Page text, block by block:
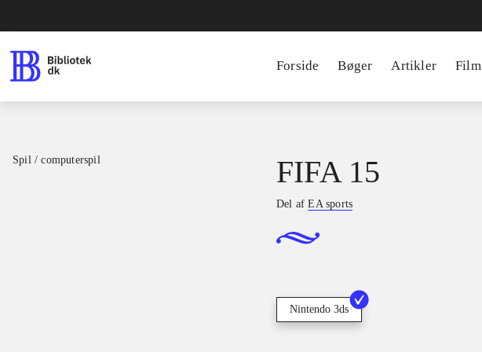
Forside Bøger Artikler Film
Spil / computerspil FIFA 15
Del afEA sports
Nintendo 3ds